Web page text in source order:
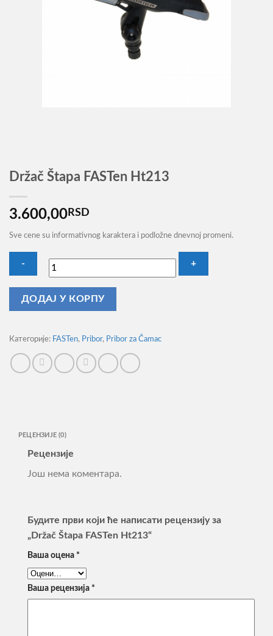
Držač Štapa FASTen Ht213
3.600,00RSD
Sve cene su informativnog karaktera i podložne dnevnoj promeni.
Držač
Ht213
ДОДАЈ У КОРПУ
Категорије: FASTen, Pribor, Pribor za Čamac
РЕЦЕНЗИЈЕ (0)
Рецензије
Још нема коментара.
Будите први који ће написати рецензију за
„Držač Štapa FASTen Ht213“
Ваша оцена *
Ваша рецензија *